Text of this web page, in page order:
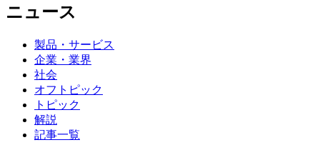
ニュース
製品・サービス
企業・業界
社会
オフトピック
トピック
解説
記事一覧